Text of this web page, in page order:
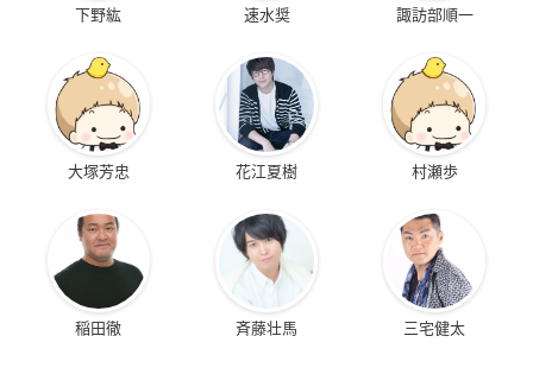
下野紘 速水奨 諏訪部順一
大塚芳忠 花江夏樹 村瀬歩
稲田徹 斉藤壮馬 三宅健太